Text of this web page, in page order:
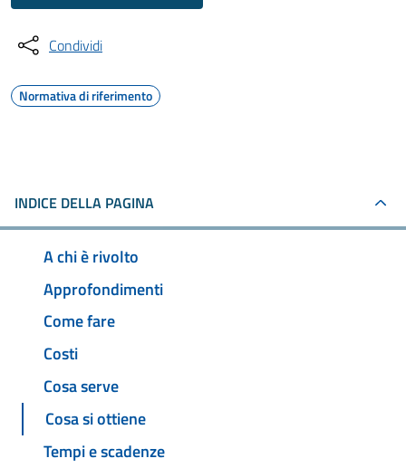
Condividi
Normativa di riferimento
INDICE DELLA PAGINA
A chi è rivolto
Approfondimenti
Come fare
Costi
Cosa serve
Cosa si ottiene
Tempi e scadenze